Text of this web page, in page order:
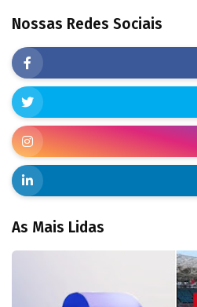
Nossas Redes Sociais
As Mais Lidas